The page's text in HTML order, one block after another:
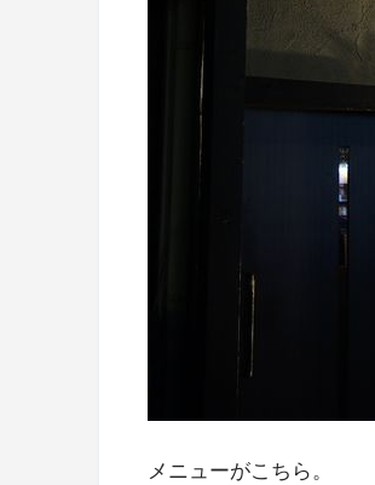
メニューがこちら。